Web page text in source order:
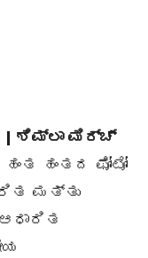
| ಶಿಮ್ಲಾ ಮಿರ್ಚ್
ಹಂತದ ಫೋಟೋ
ಮತ್ತು